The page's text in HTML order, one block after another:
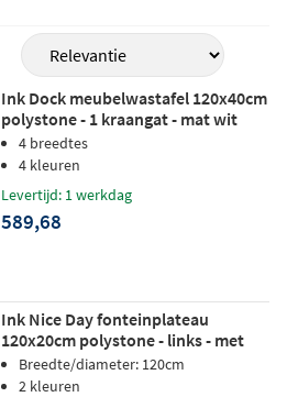
Ink Dock meubelwastafel 120x40cm
polystone - 1 kraangat - mat wit
4 breedtes
4 kleuren
Levertijd: 1 werkdag
589,68
Ink Nice Day fonteinplateau
120x20cm polystone - links - met
kraangat - mat wit
Breedte/diameter: 120cm
2 kleuren